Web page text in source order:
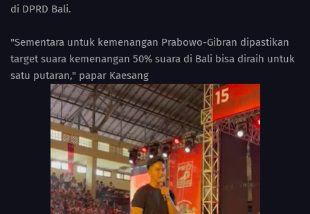
di DPRD Bali.
"Sementara untuk kemenangan Prabowo-Gibran dipastikan
target suara kemenangan 50% suara di Bali bisa diraih untuk
satu putaran," papar Kaesang